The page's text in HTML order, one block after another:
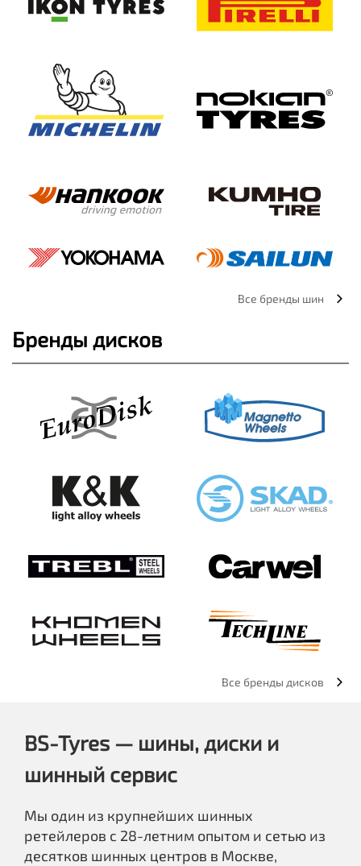
Все бренды шин
Бренды дисков
Все бренды дисков
BS-Tyres — шины, диски и
шинный сервис
Мы один из крупнейших шинных
ретейлеров с 28-летним опытом и сетью из
десятков шинных центров в Москве,